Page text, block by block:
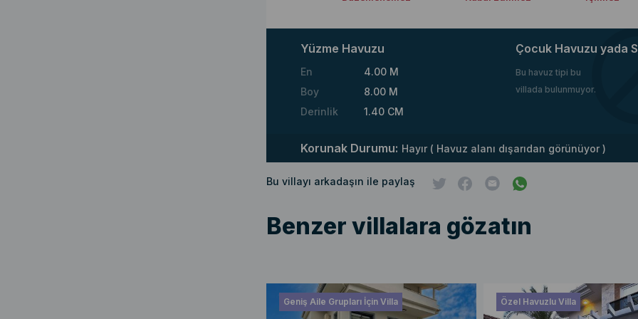
Yüzme Havuzu
En
4.00 M
Boy
8.00 M
Derinlik
1.40 CM
Çocuk Havuzu yada
Bu havuz tipi bu
villada bulunmuyor.
Korunak Durumu: Hayır ( Havuz alanı dışarıdan görünüyor )
Bu villayı arkadaşın ile paylaş
Benzer villalara gözatın
Geniş Aile Grupları İçin Villa Özel Havuzlu Villa